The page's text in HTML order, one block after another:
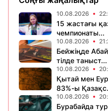
10.08.2026
15 жастағы
чемпионаты...
10.08.2026
Бейжіңде
тілде таныст...
10.08.2026
Қытай мен
83%-ы
10.08.2026
Бурабайда